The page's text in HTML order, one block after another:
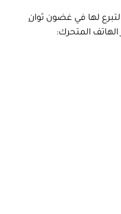
لها في غضون ثوانِ
المتحرك: